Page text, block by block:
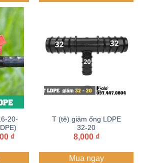
đến
6,000 ₫
20-
₫Khoảng
từ
T (tê) giảm ống LDPE
32-20
8,000 ₫
Mua ngay